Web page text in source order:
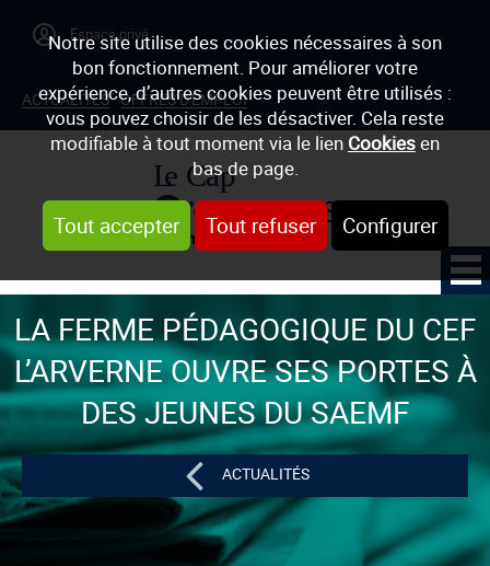
Notre site utilise des cookies nécessaires à son
bon fonctionnement. Pour améliorer votre
expérience, d’autres cookies peuvent être utilisés :
vous pouvez choisir de les désactiver. Cela reste
modifiable à tout moment via le lien Cookiesen
bas de page.
Tout accepter Tout refuser Configurer
ACTUALITÉS OFFRES D'EMPLOI
LA FERME PÉDAGOGIQUE DU CEF
L’ARVERNE OUVRE SES PORTES À
DES JEUNES DU SAEMF
ACTUALITÉS